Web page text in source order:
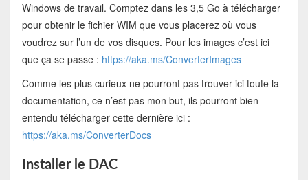
Windows de travail. Comptez dans les 3,5 Go à télécharger
pour obtenir le fichier WIM que vous placerez où vous
voudrez sur l’un de vos disques. Pour les images c’est ici
que ça se passe : https://aka.ms/ConverterImages
Comme les plus curieux ne pourront pas trouver ici toute la
documentation, ce n’est pas mon but, ils pourront bien
entendu télécharger cette dernière ici :
https://aka.ms/ConverterDocs
Installer le DAC